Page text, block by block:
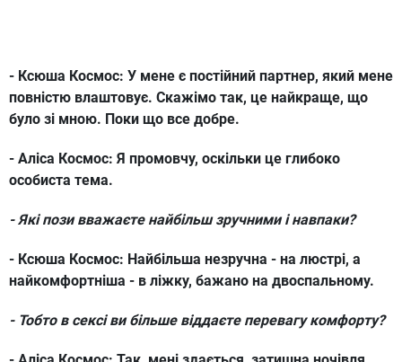
- Ксюша Космос: У мене є постійний партнер, який мене
повністю влаштовує. Скажімо так, це найкраще, що
було зі мною. Поки що все добре.
- Аліса Космос: Я промовчу, оскільки це глибоко
особиста тема.
- Які пози вважаєте найбільш зручними і навпаки?
- Ксюша Космос: Найбільша незручна - на люстрі, а
найкомфортніша - в ліжку, бажано на двоспальному.
- Тобто в сексі ви більше віддаєте перевагу комфорту?